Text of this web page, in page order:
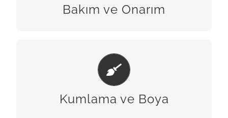
Bakım ve Onarım
Kumlama ve Boya
KUMLAMA & BOYA